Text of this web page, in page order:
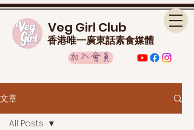
Veg Girl Club
香港唯一廣東話素食媒體
加入會員
文章
All Posts